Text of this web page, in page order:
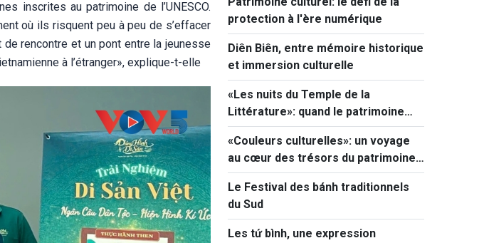
inscrites au patrimoine de l’UNESCO.
où ils risquent peu à peu de s’effacer
rencontre et un pont entre la jeunesse
à l’étranger», explique-t-elle
protection à l'ère numérique
Diên Biên, entre mémoire historique
et immersion culturelle
«Les nuits du Temple de la
Littérature»: quand le patrimoine
s’illumine
«Couleurs culturelles»: un voyage
au cœur des trésors du patrimoine
vietnamien
Le Festival des bánh traditionnels
du Sud
Les tứ bình, une expression